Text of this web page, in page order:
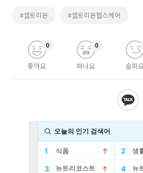
#셀트리온 #셀트리온헬스케어
좋아요
0
화나요
0
슬퍼